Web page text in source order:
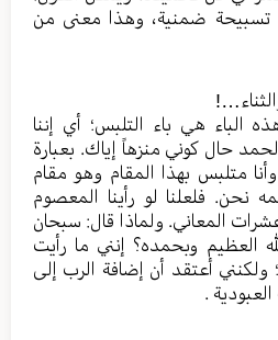
ضمنية، وهذا معنى من
الباء هي باء التلبس؛ أي إننا
حال كوني منزهاً إياك. بعبارة
متلبس بهذا المقام وهو مقام
نحن. فلعلنا لو رأينا المعصوم
المعاني. ولماذا قال: سبحان
العظيم وبحمده؟ إنني ما رأيت
ولكنني أعتقد أن إضافة الرب إلى
.